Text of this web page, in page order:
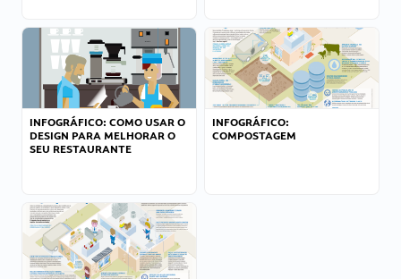
INFOGRÁFICO: COMO USAR O
DESIGN PARA MELHORAR O
SEU RESTAURANTE
INFOGRÁFICO:
COMPOSTAGEM